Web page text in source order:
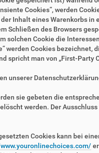
Cookies“, werden
Inhalt eines Warenkorbs
Schließen des Browsers
solchen Cookie die
Cookies
spricht man von „First-Party
unserer
sie gebeten die
werden. Der
Cookies kann bei